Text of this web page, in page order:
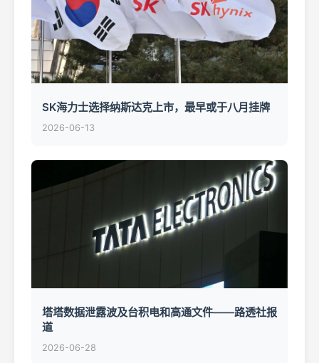
SK海力士选择纳斯达克上市，最早或于八月挂牌
2026-06-13
塔塔数据泄露波及台积电和高通文件——路透社报
道
2026-06-28